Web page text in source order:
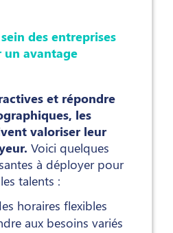
des entreprises
avantage
et répondre
les
valoriser leur
Voici quelques
à déployer pour
talents :
horaires flexibles
aux besoins variés